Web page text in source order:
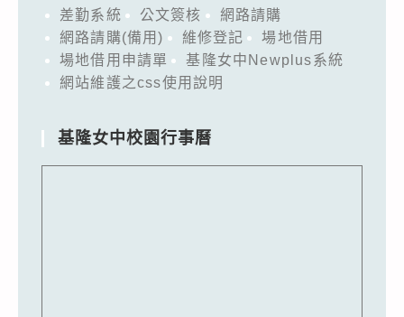
差勤系統 公文簽核
網路請購
網路請購(備用)
維修登記
場地借用
場地借用申請單
基隆女中Newplus系統
網站維護之css使用說明
基隆女中校園行事曆